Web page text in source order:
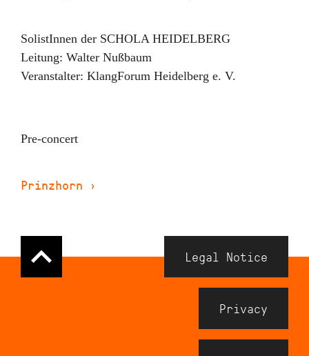
SolistInnen der SCHOLA HEIDELBERG
Leitung: Walter Nußbaum
Veranstalter: KlangForum Heidelberg e. V.
Pre-concert
Prinzhorn ›
Navigation
Meta
Footer
Legal Notice
Privacy